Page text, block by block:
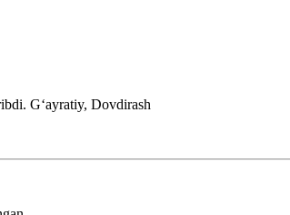
Gʻayratiy, Dovdirash